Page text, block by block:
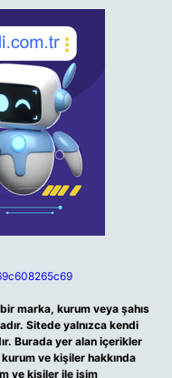
marka, kurum veya şahıs
Sitede yalnızca kendi
Burada yer alan içerikler
ve kişiler hakkında
ve kişiler ile isim